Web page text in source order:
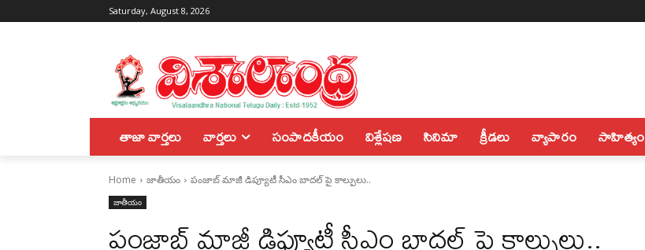
Saturday, August 8, 2026
తాజా వార్తలు వార్తలు సంపాదకీయం విశ్లేషణ సినిమా క్రీడలు వ్యాపారం సాహిత్యం
Home జాతీయం పంజాబ్ మాజీ డిప్యూటీ సీఎం బాదల్ పై కాల్పులు..
జాతీయం
పంజాబ్ మాజీ డిప్యూటీ సీఎం బాదల్ పై కాల్పులు..